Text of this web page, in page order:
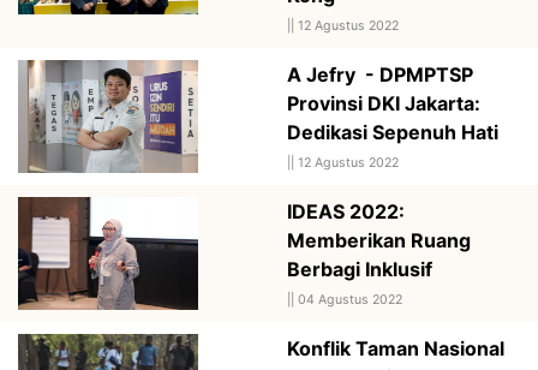
12 Agustus 2022
A Jefry - DPMPTSP
Provinsi DKI Jakarta:
Dedikasi Sepenuh Hati
12 Agustus 2022
IDEAS 2022:
Memberikan Ruang
Berbagi Inklusif
04 Agustus 2022
Konflik Taman Nasional